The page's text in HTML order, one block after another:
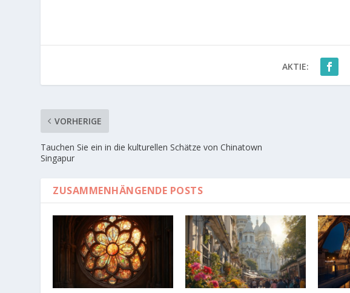
AKTIE:
VORHERIGE
Tauchen Sie ein in die kulturellen Schätze von Chinatown
Singapur
ZUSAMMENHÄNGENDE POSTS